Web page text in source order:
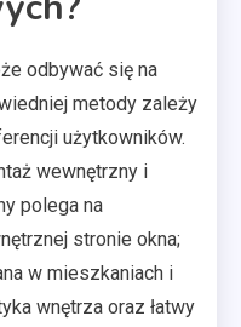
odbywać się na
metody zależy
użytkowników.
wewnętrzny i
polega na
stronie okna;
w mieszkaniach i
wnętrza oraz łatwy